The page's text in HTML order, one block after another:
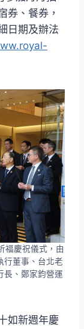
券、餐券，
日期及辦法
福慶祝儀式，由
行董事、台北老
長、鄭家鈞營運
如新週年慶